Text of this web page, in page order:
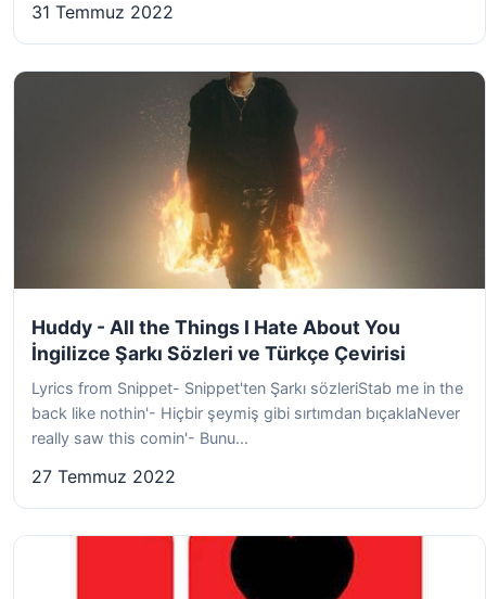
31 Temmuz 2022
Huddy - All the Things I Hate About You
İngilizce Şarkı Sözleri ve Türkçe Çevirisi
Lyrics from Snippet- Snippet'ten Şarkı sözleriStab me in the
back like nothin'- Hiçbir şeymiş gibi sırtımdan bıçaklaNever
really saw this comin'- Bunu...
27 Temmuz 2022